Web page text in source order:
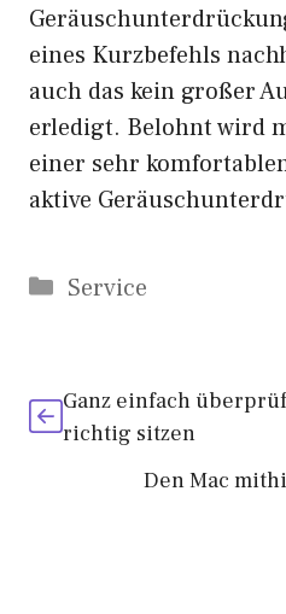
eines Kurzbefehls
auch das kein großer
erledigt. Belohnt wird
einer sehr
aktive
Kategorien
Service
Ganz einfach
richtig sitzen
Den Mac